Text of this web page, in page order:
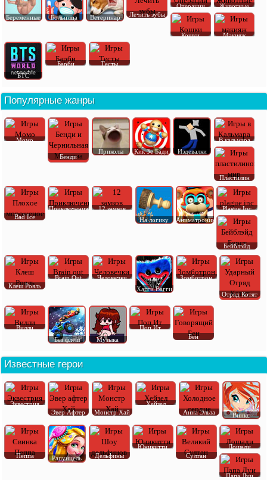
Беременные Больница Ветеринар Лечить зубы
Операции Животные
Кошки Макияж
БТС
Барби Тесты
Популярные жанры
Момо
Бенди
Приколы Кик Зе Бади Издевалки
В кальмара
Пластилин
Bad Ice
Приключения
12 замков
На логику
Аниматроник
Plague Inc
Бейблэйд
Клеш Рояль
Brain Out
Человечки
Хагги Вагги
Зомботрон
Отряд Котят
Вилли
Без флеш
Музыка
Поп Ит
Бен
Известные герои
Эквестрия
Эвер Афтер
Монстр Хай
Хейзел
Анна Эльза
Винкс
Пеппа Рапунцель Дельфины
Юникитти
Султан
Лошади
Папа Луи